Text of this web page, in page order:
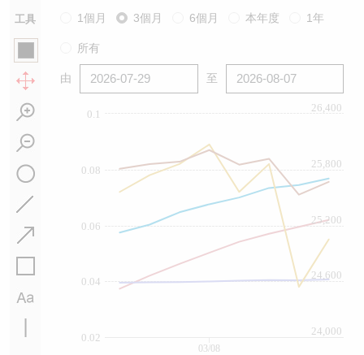
工具 1個月 3個月 6個月 本年度 1年
所有
由 至
0.02
0.04
0.06
0.08
0.1
24,000
24,600
25,200
25,800
26,400
03/08